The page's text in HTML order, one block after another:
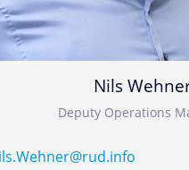
Nils
Deputy Operations